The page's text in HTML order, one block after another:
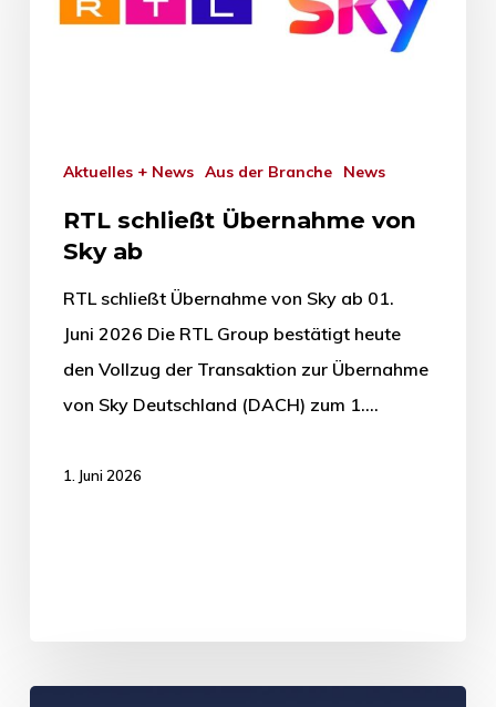
Aktuelles + News Aus der Branche News
RTL schließt Übernahme von
Sky ab
RTL schließt Übernahme von Sky ab 01.
Juni 2026 Die RTL Group bestätigt heute
den Vollzug der Transaktion zur Übernahme
von Sky Deutschland (DACH) zum 1.…
1. Juni 2026